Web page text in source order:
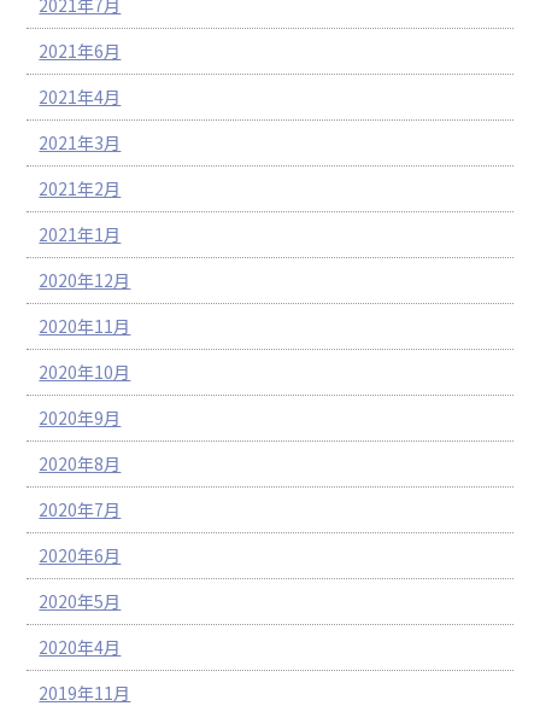
2021年6月
2021年4月
2021年3月
2021年2月
2021年1月
2020年12月
2020年11月
2020年10月
2020年9月
2020年8月
2020年7月
2020年6月
2020年5月
2020年4月
2019年11月